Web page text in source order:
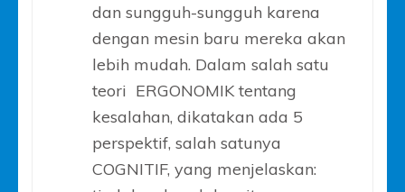
dan sungguh-sungguh karena
dengan mesin baru mereka akan
lebih mudah. Dalam salah satu
teori ERGONOMIK tentang
kesalahan, dikatakan ada 5
perspektif, salah satunya
COGNITIF, yang menjelaskan: